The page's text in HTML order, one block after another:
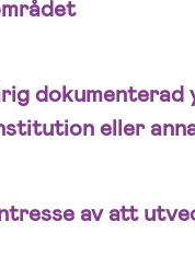
eller
av att